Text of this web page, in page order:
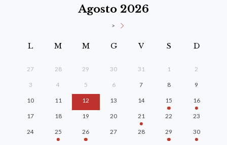
Agosto 2026
>
L M M G V S D
27 28 29 30 31 1 2
3 4 5 6 7 8 9
10 11 12 13 14 15 16
17 18 19 20 21 22 23
24 25 26 27 28 29 30